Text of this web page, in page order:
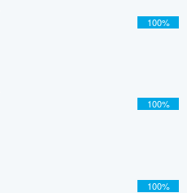
100%
100%
100%